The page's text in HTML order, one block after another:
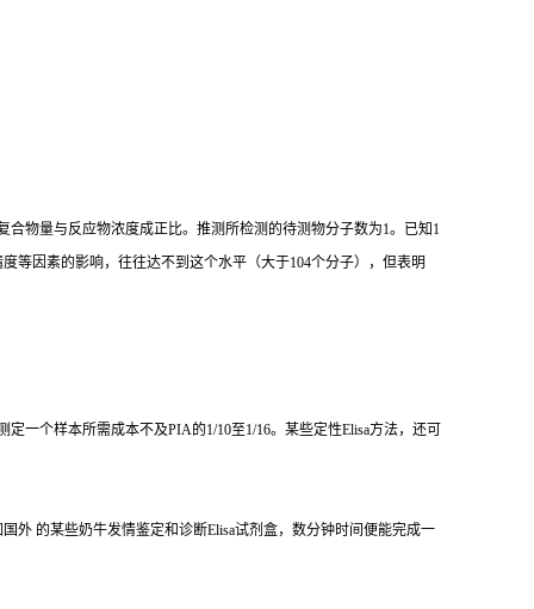
物量与反应物浓度成正比。推测所检测的待测物分子数为1。已知1
等因素的影响，往往达不到这个水平（大于104个分子），但表明
定一个样本所需成本不及PIA的1/10至1/16。某些定性Elisa方法，还可
外 的某些奶牛发情鉴定和诊断Elisa试剂盒，数分钟时间便能完成一